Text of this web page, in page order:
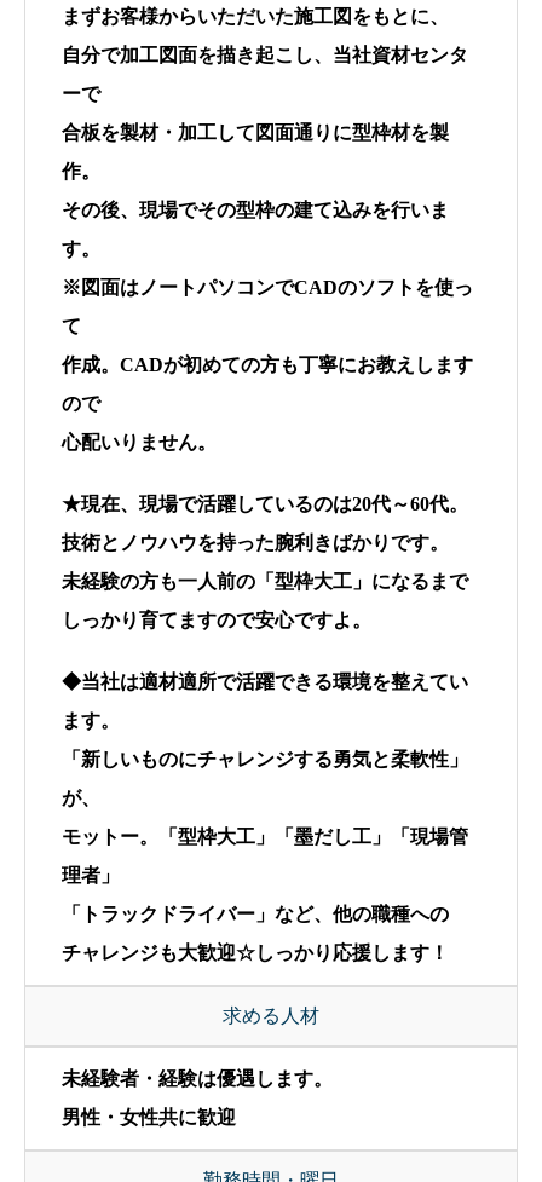
まずお客様からいただいた施工図をもとに、
自分で加工図面を描き起こし、当社資材センタ
ーで
合板を製材・加工して図面通りに型枠材を製
作。
その後、現場でその型枠の建て込みを行いま
す。
※図面はノートパソコンでCADのソフトを使っ
て
作成。CADが初めての方も丁寧にお教えします
ので
心配いりません。
★現在、現場で活躍しているのは20代～60代。
技術とノウハウを持った腕利きばかりです。
未経験の方も一人前の「型枠大工」になるまで
しっかり育てますので安心ですよ。
◆当社は適材適所で活躍できる環境を整えてい
ます。
「新しいものにチャレンジする勇気と柔軟性」
が、
モットー。「型枠大工」「墨だし工」「現場管
理者」
「トラックドライバー」など、他の職種への
チャレンジも大歓迎☆しっかり応援します！
求める人材
未経験者・経験は優遇します。
男性・女性共に歓迎